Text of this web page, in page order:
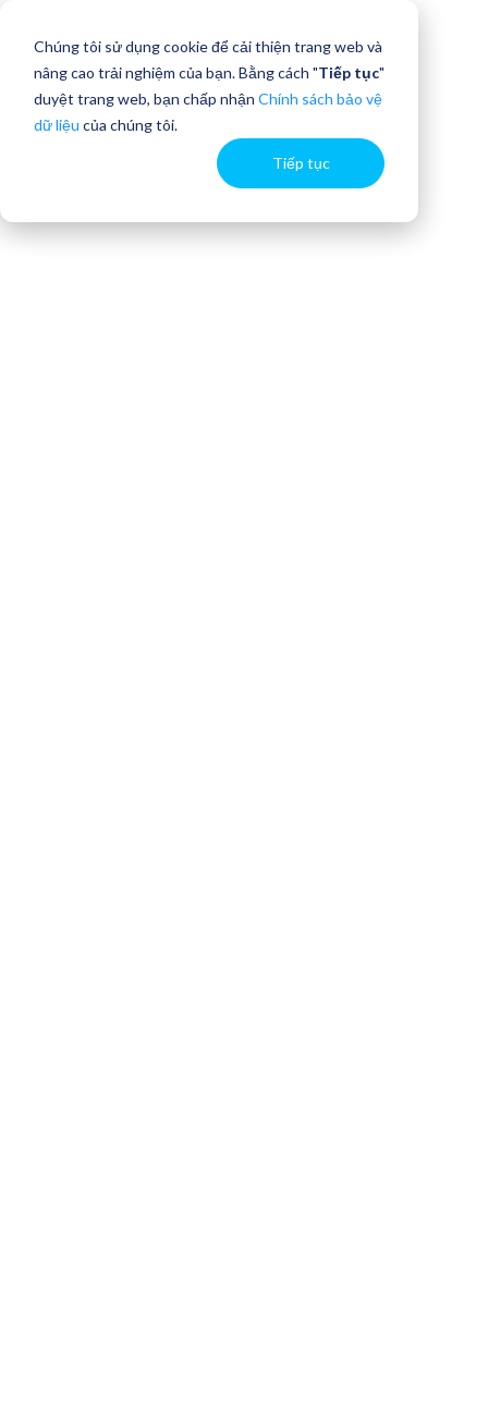
Chúng tôi sử dụng cookie để cải thiện trang web và
nâng cao trải nghiệm của bạn. Bằng cách "Tiếp tục"
duyệt trang web, bạn chấp nhận Chính sách bảo vệ
dữ liệu của chúng tôi.
Tiếp tục